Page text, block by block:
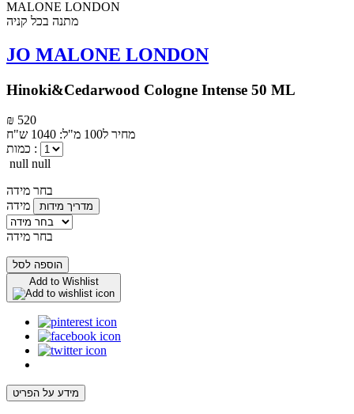
מתנה בכל קניה
JO MALONE LONDON
Hinoki&Cedarwood Cologne Intense 50 ML
₪ 520
מחיר ל100 מ"ל: 1040 ש"ח
כמות :
null null
בחר מידה
מידה
מדריך מידות
בחר מידה
הוספה לסל
Add to Wishlist
מידע על הפריט